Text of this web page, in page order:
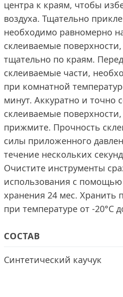
центра к краям, чтобы
воздуха. Тщательно
необходимо равномерно
склеиваемые
тщательно по краям.
склеиваемые части,
при комнатной
минут. Аккуратно и точно
склеиваемые
прижмите. Прочность
силы приложенного
течение нескольких
Очистите инструменты
использования с
хранения 24 мес. Хранить
при температуре от -20°C
СОСТАВ
Синтетический каучук